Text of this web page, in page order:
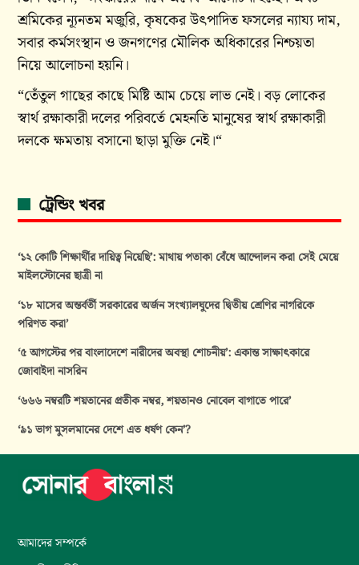
শ্রমিকের ন্যূনতম মজুরি, কৃষকের উৎপাদিত ফসলের ন্যায্য দাম,
সবার কর্মসংস্থান ও জনগণের মৌলিক অধিকারের নিশ্চয়তা
নিয়ে আলোচনা হয়নি।
“তেঁতুল গাছের কাছে মিষ্টি আম চেয়ে লাভ নেই। বড় লোকের
স্বার্থ রক্ষাকারী দলের পরিবর্তে মেহনতি মানুষের স্বার্থ রক্ষাকারী
দলকে ক্ষমতায় বসানো ছাড়া মুক্তি নেই।“
ট্রেন্ডিং খবর
‘১২ কোটি শিক্ষার্থীর দায়িত্ব নিয়েছি’: মাথায় পতাকা বেঁধে আন্দোলন করা সেই মেয়ে
মাইলস্টোনের ছাত্রী না
‘১৮ মাসের অন্তর্বর্তী সরকারের অর্জন সংখ্যালঘুদের দ্বিতীয় শ্রেণির নাগরিকে
পরিণত করা’
‘৫ আগস্টের পর বাংলাদেশে নারীদের অবস্থা শোচনীয়’: একান্ত সাক্ষাৎকারে
জোবাইদা নাসরিন
‘৬৬৬ নম্বরটি শয়তানের প্রতীক নম্বর, শয়তানও নোবেল বাগাতে পারে’
‘৯১ ভাগ মুসলমানের দেশে এত ধর্ষণ কেন’?
আমাদের সম্পর্কে